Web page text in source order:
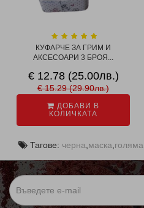
КУФАРЧЕ ЗА ГРИМ И
АКСЕСОАРИ 3 БРОЯ...
€ 12.78 (25.00лв.)
€ 15.29 (29.90лв.)
ДОБАВИ В
КОЛИЧКАТА
Тагове: черна маска голяма